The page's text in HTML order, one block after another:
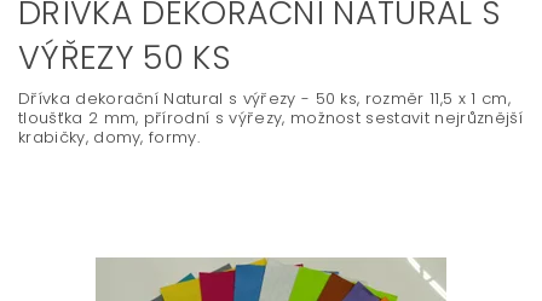
DŘÍVKA DEKORAČNÍ NATURAL S
VÝŘEZY 50 KS
Dřívka dekorační Natural s výřezy - 50 ks, rozměr 11,5 x 1 cm,
tloušťka 2 mm, přírodní s výřezy, možnost sestavit nejrůznější
krabičky, domy, formy.